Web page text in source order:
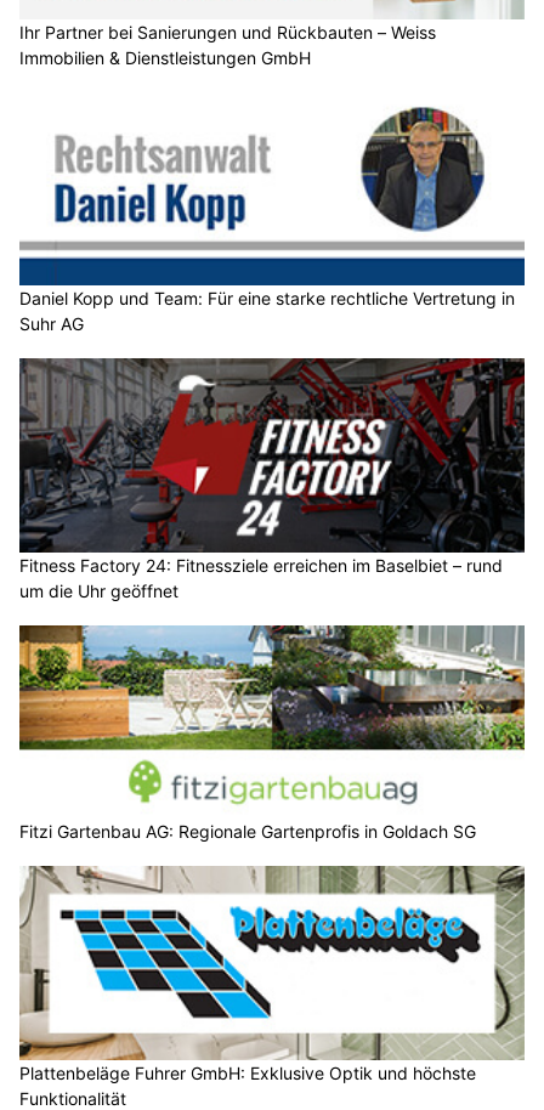
Ihr Partner bei Sanierungen und Rückbauten – Weiss
Immobilien & Dienstleistungen GmbH
Daniel Kopp und Team: Für eine starke rechtliche Vertretung in
Suhr AG
Fitness Factory 24: Fitnessziele erreichen im Baselbiet – rund
um die Uhr geöffnet
Fitzi Gartenbau AG: Regionale Gartenprofis in Goldach SG
Plattenbeläge Fuhrer GmbH: Exklusive Optik und höchste
Funktionalität